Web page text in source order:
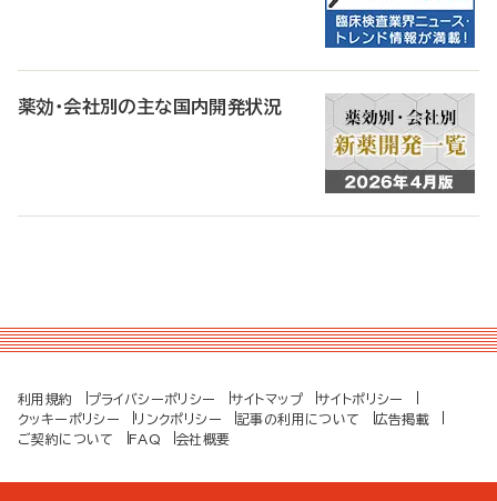
薬効・会社別の主な国内開発状況
利用規約 プライバシーポリシー サイトマップ
サイトポリシー
クッキーポリシー
リンクポリシー 記事の利用について
広告掲載
ご契約について
FAQ 会社概要